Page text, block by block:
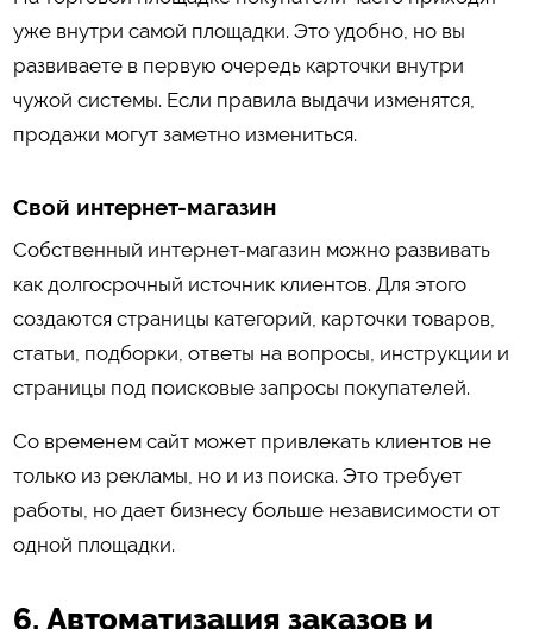
уже внутри самой площадки. Это удобно, но вы
развиваете в первую очередь карточки внутри
чужой системы. Если правила выдачи изменятся,
продажи могут заметно измениться.
Свой интернет-магазин
Собственный интернет-магазин можно развивать
как долгосрочный источник клиентов. Для этого
создаются страницы категорий, карточки товаров,
статьи, подборки, ответы на вопросы, инструкции и
страницы под поисковые запросы покупателей.
Со временем сайт может привлекать клиентов не
только из рекламы, но и из поиска. Это требует
работы, но дает бизнесу больше независимости от
одной площадки.
6. Автоматизация заказов и